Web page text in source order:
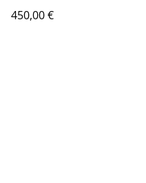
450,00 €